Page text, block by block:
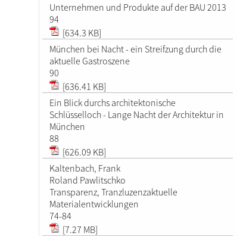
Unternehmen und Produkte auf der BAU 2013
94
[634.3 KB]
München bei Nacht - ein Streifzung durch die
aktuelle Gastroszene
90
[636.41 KB]
Ein Blick durchs architektonische
Schlüsselloch - Lange Nacht der Architektur in
München
88
[626.09 KB]
Kaltenbach, Frank
Roland Pawlitschko
Transparenz, Tranzluzenzaktuelle
Materialentwicklungen
74-84
[7.27 MB]